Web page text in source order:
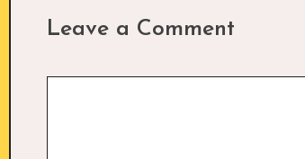
Leave a Comment